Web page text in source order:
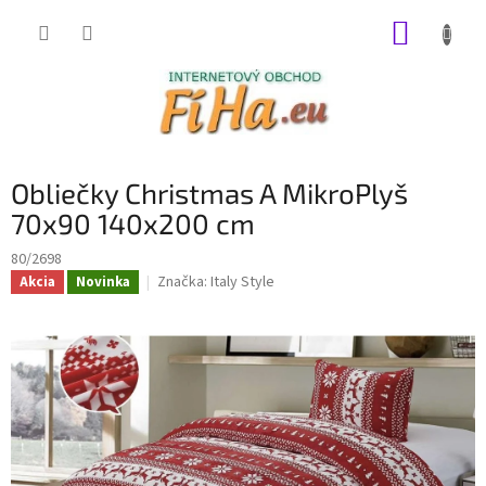
Obliečky Christmas A MikroPlyš
70x90 140x200 cm
80/2698
Akcia Novinka Značka: Italy Style